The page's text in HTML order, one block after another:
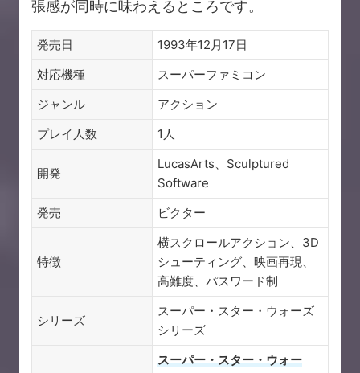
張感が同時に味わえるところです。
発売日
1993年12月17日
対応機種
スーパーファミコン
ジャンル
アクション
プレイ人数
1人
開発
LucasArts、Sculptured
Software
発売
ビクター
特徴
横スクロールアクション、3D
シューティング、映画再現、
高難度、パスワード制
シリーズ
スーパー・スター・ウォーズ
シリーズ
スーパー・スター・ウォー